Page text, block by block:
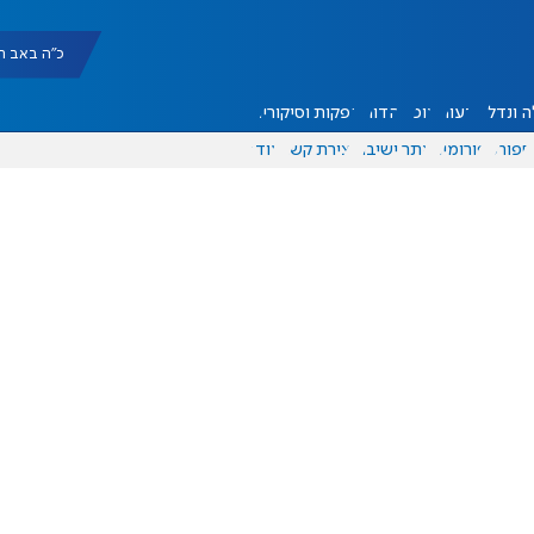
כ"ה באב תשפ"ו
ונדל"ן דעות אוכל יהדות הפקות וסיקורים
ספורט פורומים אתר ישיבה יצירת קשר עוד